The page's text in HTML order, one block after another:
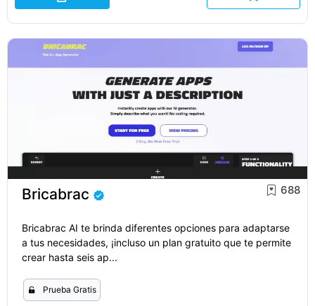
Bricabrac 688
Bricabrac AI te brinda diferentes opciones para adaptarse
a tus necesidades, ¡incluso un plan gratuito que te permite
crear hasta seis ap...
Prueba Gratis